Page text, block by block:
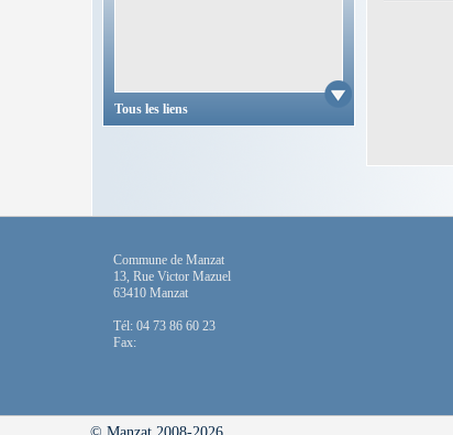
Tous les liens
Commune de Manzat
13, Rue Victor Mazuel
63410 Manzat
Tél: 04 73 86 60 23
Fax: